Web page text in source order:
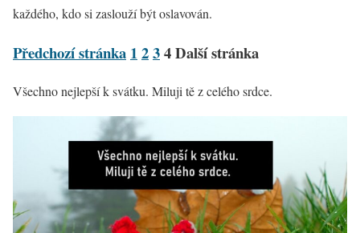
každého, kdo si zaslouží být oslavován.
Předchozí stránka 1234Další stránka
Všechno nejlepší k svátku. Miluji tě z celého srdce.